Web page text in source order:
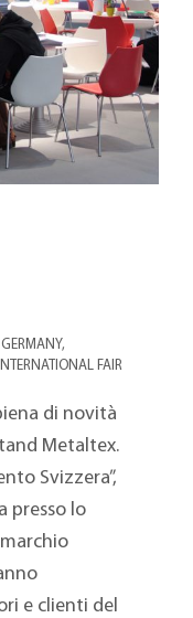
GERMANY,
INTERNATIONAL FAIR
di novità
Metaltex.
Svizzera”,
presso lo
e clienti del